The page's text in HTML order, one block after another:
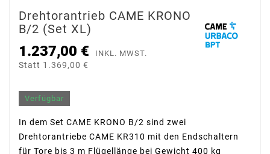
Drehtorantrieb CAME KRONO
B/2 (Set XL)
1.237,00 € INKL. MWST.
Statt 1.369,00 €
Verfügbar
In dem Set CAME KRONO B/2 sind zwei
Drehtorantriebe CAME KR310 mit den Endschaltern
für Tore bis 3 m Flügellänge bei Gewicht 400 kg